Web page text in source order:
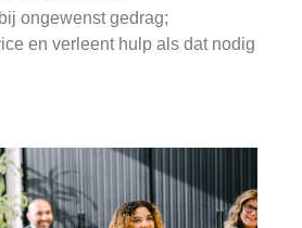
ongewenst gedrag;
en verleent hulp als dat nodig